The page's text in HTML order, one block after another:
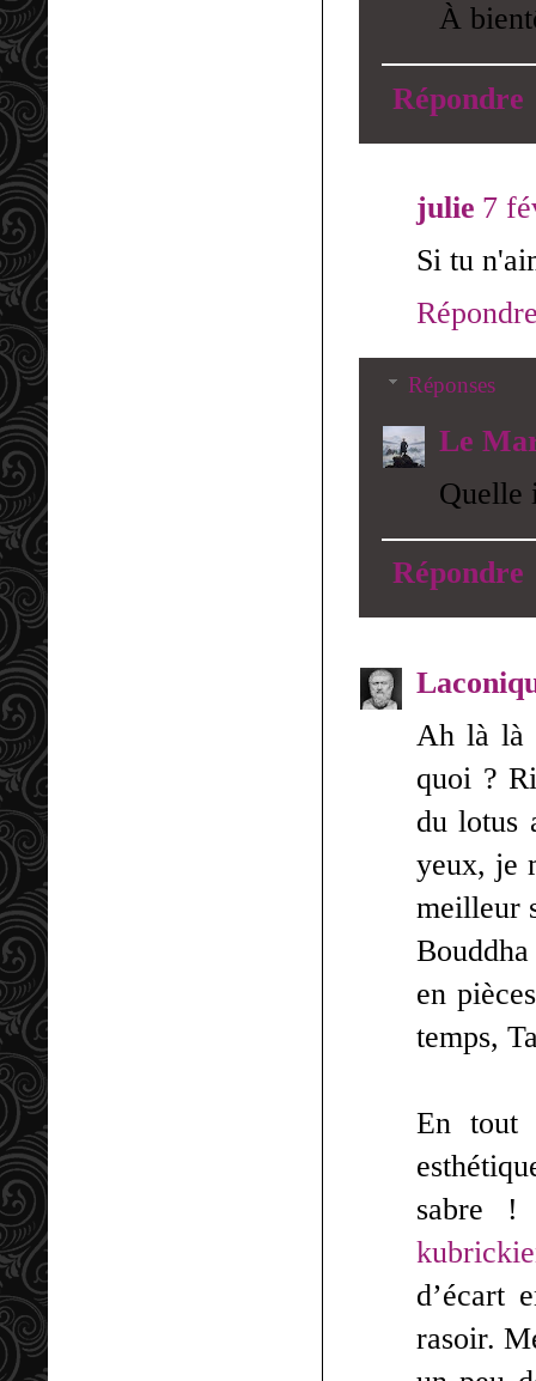
À
Répondre
julie 7
Si tu
Réponses
Le
Quelle
Répondre
Ah là là
quoi ?
du lotus
yeux, je
meilleur
en
temps,
En tout
sabre !
d’écart
rasoir.